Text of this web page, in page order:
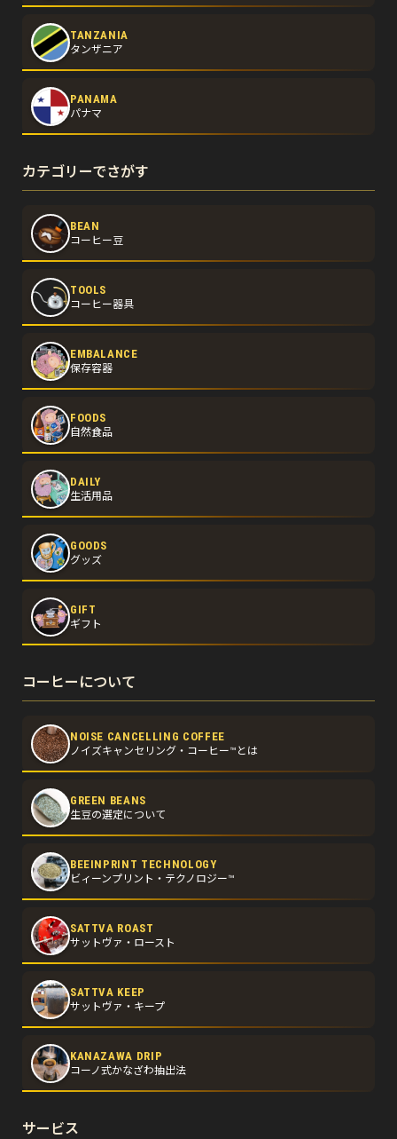
TANZANIA
タンザニア
PANAMA
パナマ
カテゴリーでさがす
BEAN
コーヒー豆
TOOLS
コーヒー器具
EMBALANCE
保存容器
FOODS
自然食品
DAILY
生活用品
GOODS
グッズ
GIFT
ギフト
コーヒーについて
NOISE CANCELLING COFFEE
ノイズキャンセリング・コーヒー™とは
GREEN BEANS
生豆の選定について
BEEINPRINT TECHNOLOGY
ビィーンプリント・テクノロジー™
SATTVA ROAST
サットヴァ・ロースト
SATTVA KEEP
サットヴァ・キープ
KANAZAWA DRIP
コーノ式かなざわ抽出法
サービス